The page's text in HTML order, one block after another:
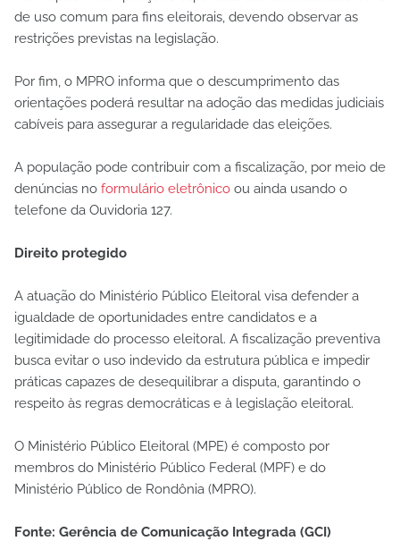
de uso comum para fins eleitorais, devendo observar as
restrições previstas na legislação.
Por fim, o MPRO informa que o descumprimento das
orientações poderá resultar na adoção das medidas judiciais
cabíveis para assegurar a regularidade das eleições.
A população pode contribuir com a fiscalização, por meio de
denúncias no formulário eletrônico ou ainda usando o
telefone da Ouvidoria 127.
Direito protegido
A atuação do Ministério Público Eleitoral visa defender a
igualdade de oportunidades entre candidatos e a
legitimidade do processo eleitoral. A fiscalização preventiva
busca evitar o uso indevido da estrutura pública e impedir
práticas capazes de desequilibrar a disputa, garantindo o
respeito às regras democráticas e à legislação eleitoral.
O Ministério Público Eleitoral (MPE) é composto por
membros do Ministério Público Federal (MPF) e do
Ministério Público de Rondônia (MPRO).
Fonte: Gerência de Comunicação Integrada (GCI)